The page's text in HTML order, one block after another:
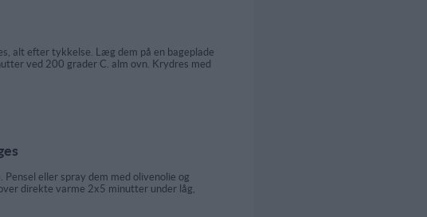
alt efter tykkelse. Læg dem på en bageplade
ved 200 grader C. alm ovn. Krydres med
eller spray dem med olivenolie og
direkte varme 2x5 minutter under låg,